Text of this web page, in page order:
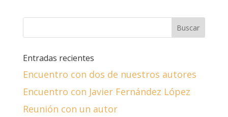
Entradas recientes
Encuentro con dos de nuestros autores
Encuentro con Javier Fernández López
Reunión con un autor